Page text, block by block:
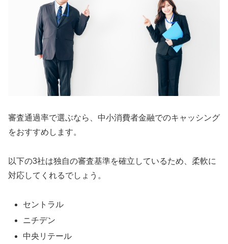
審査通過率で選ぶなら、中小消費者金融でのキャッシング
をおすすめします。
以下の3社は独自の審査基準を確立しているため、柔軟に
対応してくれるでしょう。
セントラル
ニチデン
中央リテール